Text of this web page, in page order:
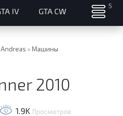
IV GTA CW
Andreas »Машины
2010
1.9K Просмотров